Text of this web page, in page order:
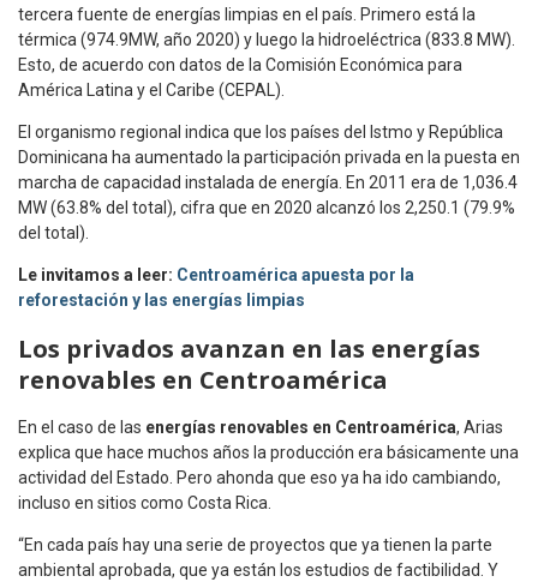
tercera fuente de energías limpias en el país. Primero está la
térmica (974.9MW, año 2020) y luego la hidroeléctrica (833.8 MW).
Esto, de acuerdo con datos de la Comisión Económica para
América Latina y el Caribe (CEPAL).
El organismo regional indica que los países del Istmo y República
Dominicana ha aumentado la participación privada en la puesta en
marcha de capacidad instalada de energía. En 2011 era de 1,036.4
MW (63.8% del total), cifra que en 2020 alcanzó los 2,250.1 (79.9%
del total).
Le invitamos a leer: Centroamérica apuesta por la
reforestación y las energías limpias
Los privados avanzan en las energías
renovables en Centroamérica
En el caso de las energías renovables en Centroamérica, Arias
explica que hace muchos años la producción era básicamente una
actividad del Estado. Pero ahonda que eso ya ha ido cambiando,
incluso en sitios como Costa Rica.
“En cada país hay una serie de proyectos que ya tienen la parte
ambiental aprobada, que ya están los estudios de factibilidad. Y